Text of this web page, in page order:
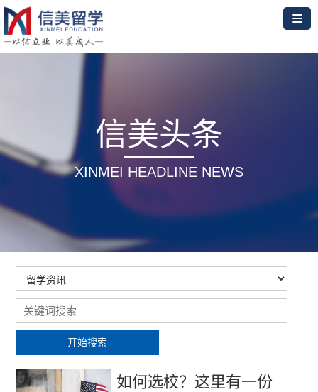
信美头条
XINMEI HEADLINE NEWS
开始搜索
如何选校？这里有一份